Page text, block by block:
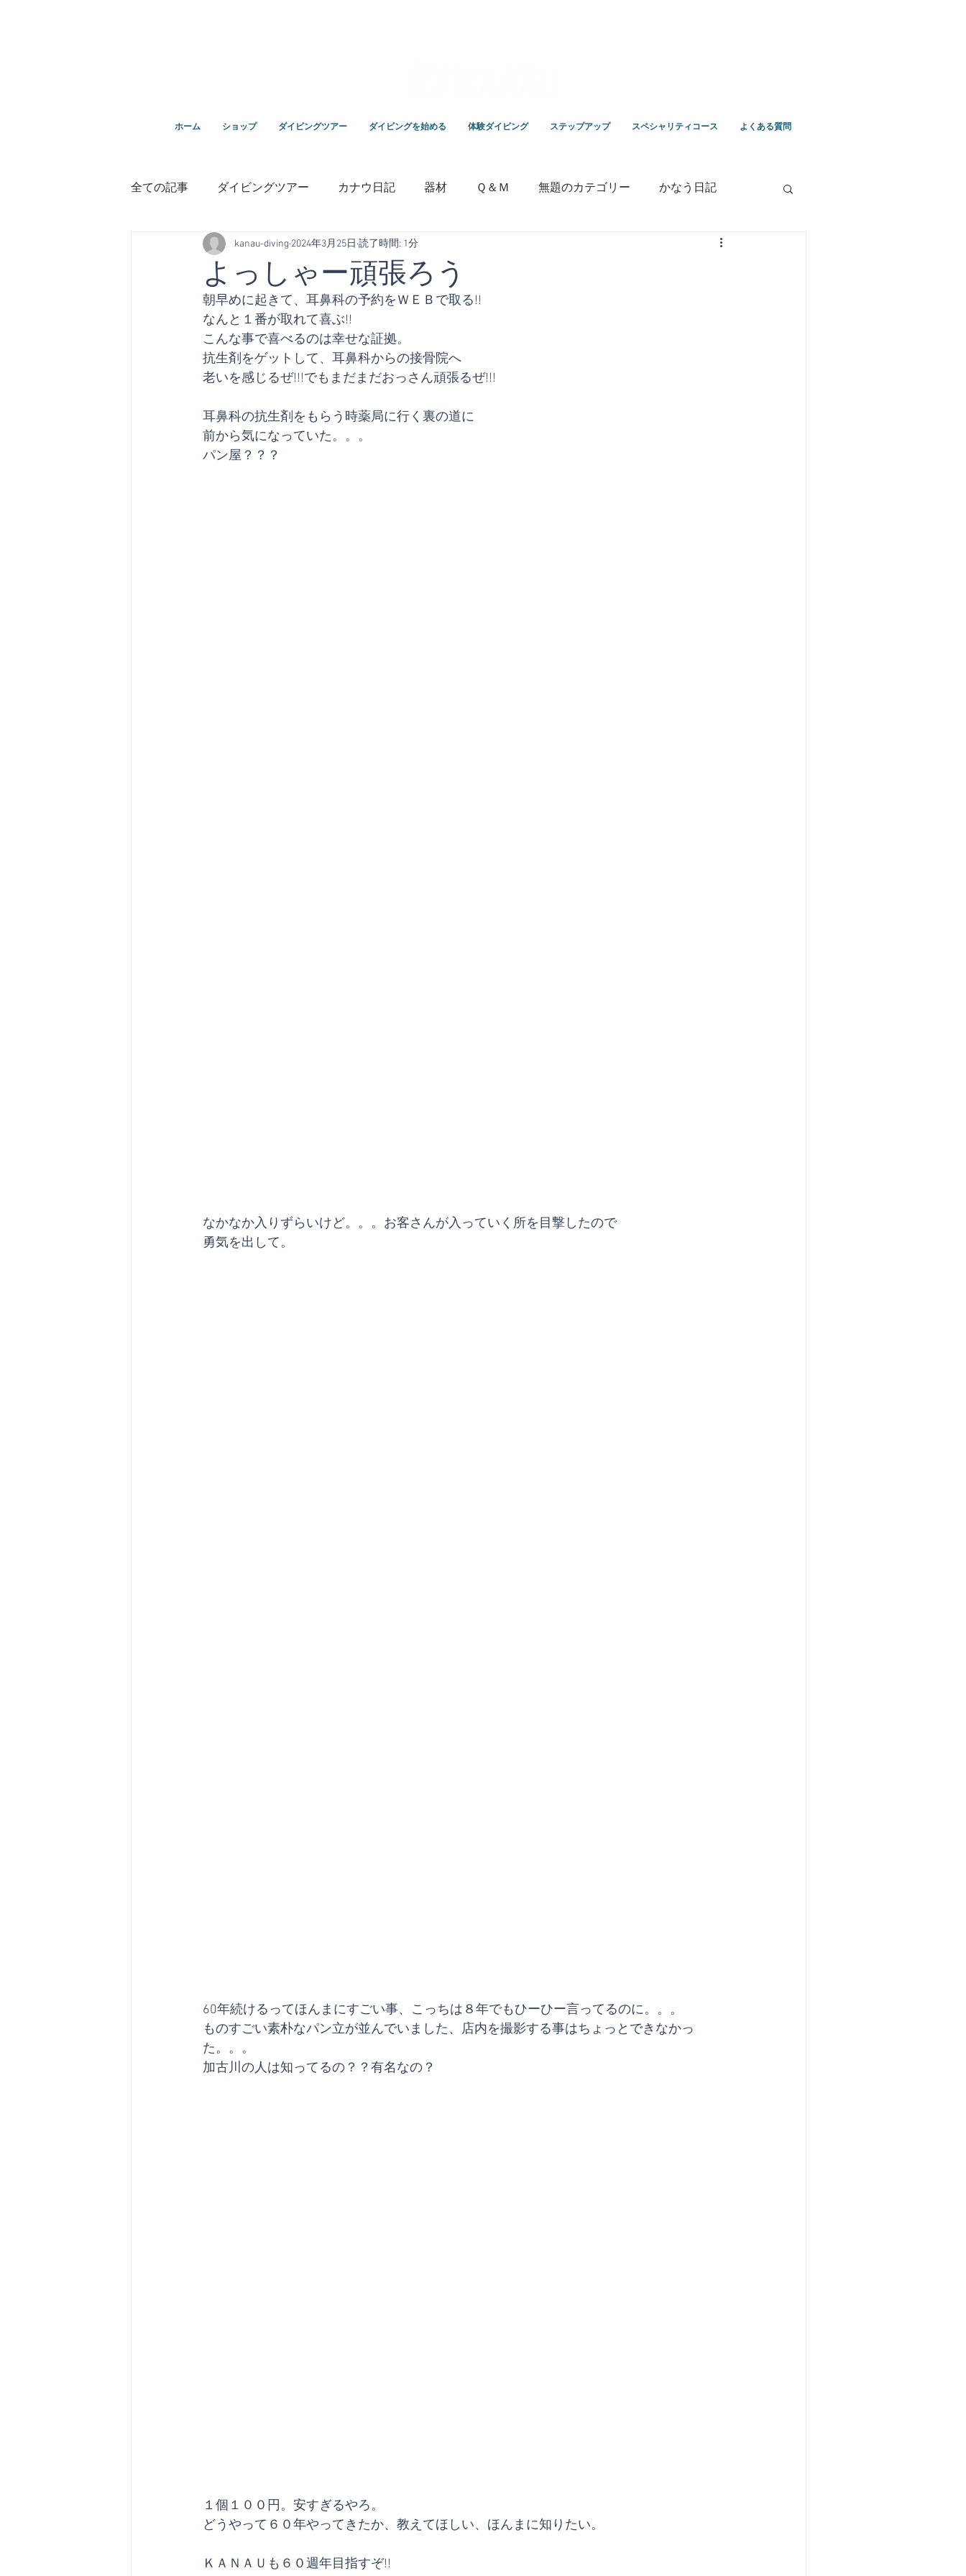
ホーム ショップ ダイビングツアー ダイビングを始める 体験ダイビング ステップアップ スペシャリティコース よくある質問
全ての記事 ダイビングツアー カナウ日記 器材 Ｑ＆Ｍ 無題のカテゴリー かなう日記
鵜来島ダイビング いっちゃんの毎日ブログ 竹野ツアー
１０周年
よっしゃー頑張ろう
kanau-diving 2024年3月25日 読了時間: 1分
朝早めに起きて、耳鼻科の予約をＷＥＢで取る!!
なんと１番が取れて喜ぶ!!
こんな事で喜べるのは幸せな証拠。
抗生剤をゲットして、耳鼻科からの接骨院へ
老いを感じるぜ!!!でもまだまだおっさん頑張るぜ!!!
耳鼻科の抗生剤をもらう時薬局に行く裏の道に
前から気になっていた。。。
パン屋？？？
なかなか入りずらいけど。。。お客さんが入っていく所を目撃したので
勇気を出して。
60年続けるってほんまにすごい事、こっちは８年でもひーひー言ってるのに。。。
ものすごい素朴なパン立が並んでいました、店内を撮影する事はちょっとできなかっ
た。。。
加古川の人は知ってるの？？有名なの？
１個１００円。安すぎるやろ。
どうやって６０年やってきたか、教えてほしい、ほんまに知りたい。
ＫＡＮＡＵも６０週年目指すぞ!!